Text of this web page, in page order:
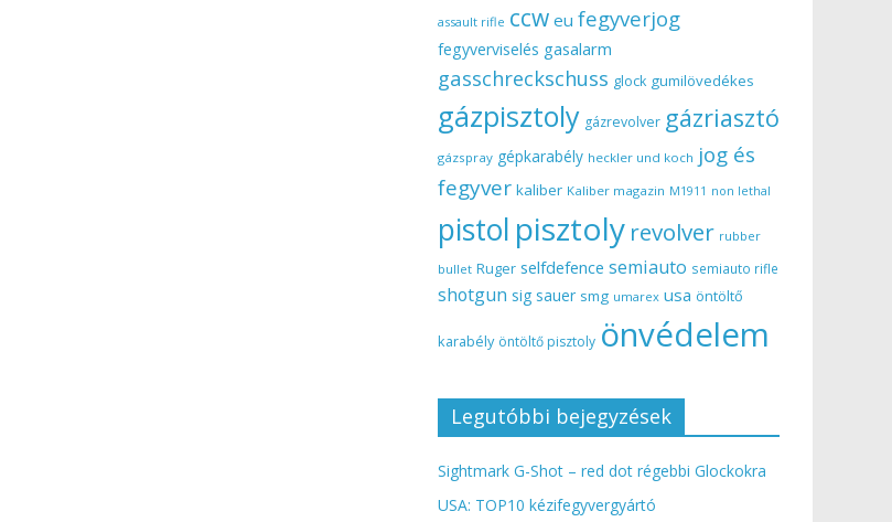
assault rifle ccw eu fegyverjog
fegyverviselés gasalarm
gasschreckschuss glock gumilövedékes
gázpisztoly gázrevolver gázriasztó
gázspray gépkarabély heckler und koch jog és
fegyver kaliber Kaliber magazin M1911 non lethal
pistol pisztoly revolver rubber
bullet Ruger selfdefence semiauto semiauto rifle
shotgun sig sauer smg umarex usa öntöltő
karabély öntöltő pisztoly önvédelem
Legutóbbi bejegyzések
Sightmark G-Shot – red dot régebbi Glockokra
USA: TOP10 kézifegyvergyártó